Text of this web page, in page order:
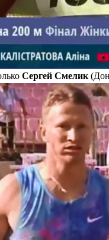
Сергей Смелик